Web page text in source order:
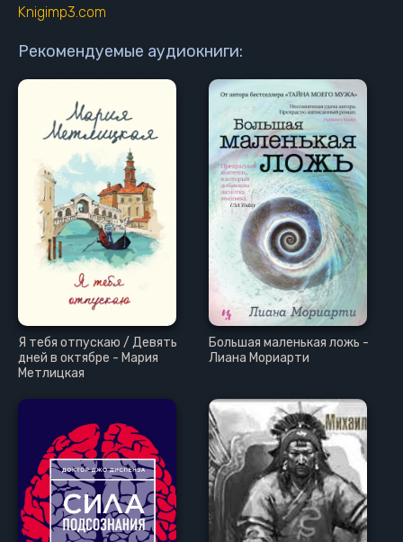
Knigimp3.com
Рекомендуемые аудиокниги:
Я тебя отпускаю / Девять
дней в октябре - Мария
Метлицкая
Большая маленькая ложь -
Лиана Мориарти